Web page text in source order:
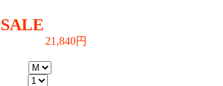
SALE
21,840円